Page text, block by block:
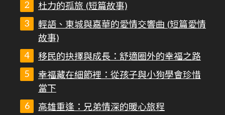
杜力的孤旅 (短篇故事)
輕語、東城與嘉華的愛情交響曲 (短篇愛情
故事)
移民的抉擇與成長：舒適圈外的幸福之路
幸福藏在細節裡：從孩子與小狗學會珍惜
當下
高雄重逢：兄弟情深的暖心旅程